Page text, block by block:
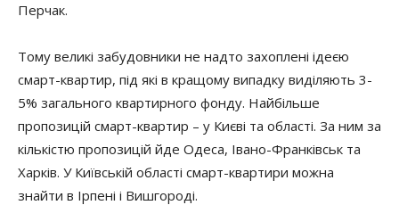
Перчак.
Тому великі забудовники не надто захоплені ідеєю
смарт-квартир, під які в кращому випадку виділяють 3-
5% загального квартирного фонду. Найбільше
пропозицій смарт-квартир – у Києві та області. За ним за
кількістю пропозицій йде Одеса, Івано-Франківськ та
Харків. У Київській області смарт-квартири можна
знайти в Ірпені і Вишгороді.